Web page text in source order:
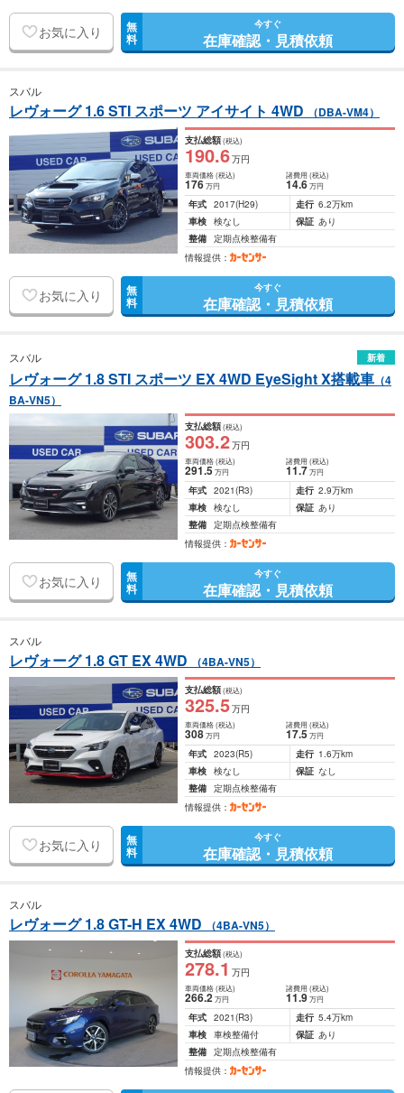
お気に入り 無
料
今すぐ
在庫確認・見積依頼
スバル
レヴォーグ 1.6 STI スポーツ アイサイト 4WD （DBA-VM4）
支払総額(税込)
190.6万円
車両価格(税込)
176万円
諸費用 (税込)
14.6 万円
年式 2017(H29) 走行 6.2万km
車検 検なし 保証 あり
整備 定期点検整備有
情報提供：
お気に入り 無
料
今すぐ
在庫確認・見積依頼
スバル 新着
レヴォーグ 1.8 STI スポーツ EX 4WD EyeSight X搭載車 （4
BA-VN5）
支払総額(税込)
303.2万円
車両価格(税込)
291.5万円
諸費用 (税込)
11.7 万円
年式 2021(R3) 走行 2.9万km
車検 検なし 保証 あり
整備 定期点検整備有
情報提供：
お気に入り 無
料
今すぐ
在庫確認・見積依頼
スバル
レヴォーグ 1.8 GT EX 4WD （4BA-VN5）
支払総額(税込)
325.5万円
車両価格(税込)
308万円
諸費用 (税込)
17.5 万円
年式 2023(R5) 走行 1.6万km
車検 検なし 保証 なし
整備 定期点検整備有
情報提供：
お気に入り 無
料
今すぐ
在庫確認・見積依頼
スバル
レヴォーグ 1.8 GT-H EX 4WD （4BA-VN5）
支払総額(税込)
278.1 万円
車両価格(税込)
266.2万円
諸費用 (税込)
11.9 万円
年式 2021(R3) 走行 5.4万km
車検 車検整備付 保証 あり
整備 定期点検整備有
情報提供：